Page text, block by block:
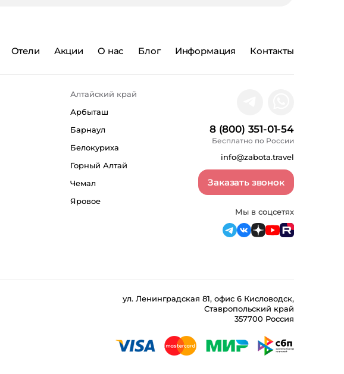
Отели Акции О нас Блог Информация Контакты
Алтайский край
Арбыташ
Барнаул
Белокуриха
Горный Алтай
Чемал
Яровое
8 (800) 351-01-54
Бесплатно по России
info@zabota.travel
Заказать звонок
Мы в соцсетях
ул. Ленинградская 81, офис 6 Кисловодск,
Ставропольский край
357700 Россия